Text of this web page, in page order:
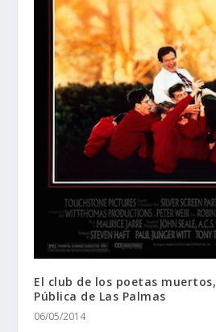
El club de los poetas
Pública de Las Palmas
06/05/2014